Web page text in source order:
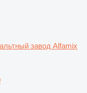
завод Alfamix